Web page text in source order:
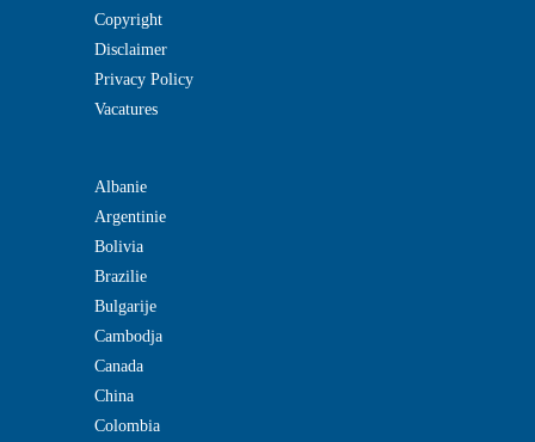
Copyright
Disclaimer
Privacy Policy
Vacatures
Albanie
Argentinie
Bolivia
Brazilie
Bulgarije
Cambodja
Canada
China
Colombia